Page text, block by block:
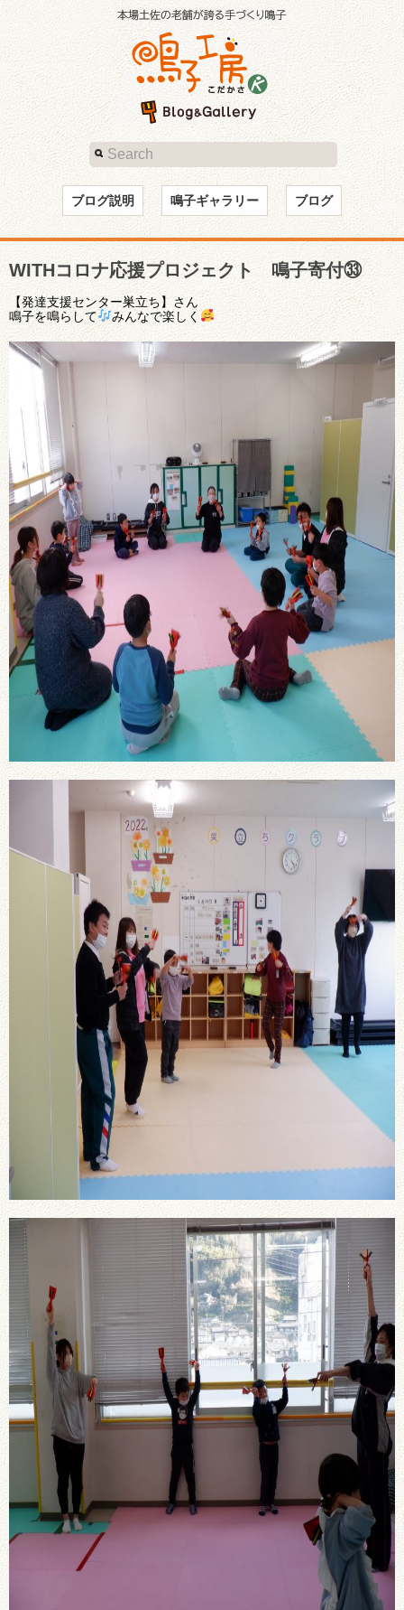
ブログ説明 鳴子ギャラリー ブログ
WITHコロナ応援プロジェクト 鳴子寄付㉝
【発達支援センター巣立ち】さん
鳴子を鳴らして
みんなで楽しく